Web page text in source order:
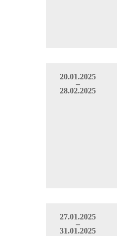
20.01.2025
–
28.02.2025
27.01.2025
–
31.01.2025